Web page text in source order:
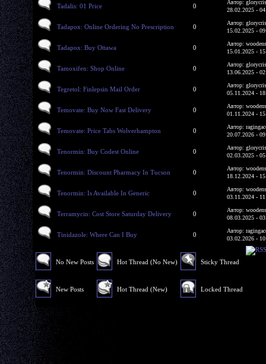
Tadalis: 01 Price 0
Автор:
28.02.2025 -
Tadapox: Online Ordering No Prescription 0
Автор:
15.02.2025 -
Tadapox: Buy Ottawa 0
Автор:
15.01.2025 -
Tamoxifen: Shop Online 0
Автор:
13.06.2025 -
Tegretol: Finlepsin Mail Order 0
Автор:
05.11.2024 -
Temovate: Buy Now Fast Delivery 0
Автор:
01.11.2024 -
Temovate: Price Tabs Wolverhampton 0
Автор:
20.07.2026 -
Tenormin: Buy Codest Online 0
Автор:
02.03.2025 -
Tenormin: Discount Pharmacy In Tucson 0
Автор:
18.12.2024 -
Tenormin: Is Available In Generic 0
Автор:
03.11.2024 -
Terramycin: Cost Store Saturday Delivery 0
Автор:
08.03.2025 -
Tinidazole: Where Can I Buy 0
Автор:
03.02.2026 -
No New Posts
New Posts
Hot Thread (No New)
Hot Thread (New)
Sticky Thread
Locked Thread